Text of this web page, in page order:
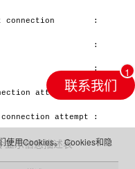
connection :
status :
status :
attempt :
attempt :
显示信息描述表
联系我们
使用Cookies。Cookies和隐